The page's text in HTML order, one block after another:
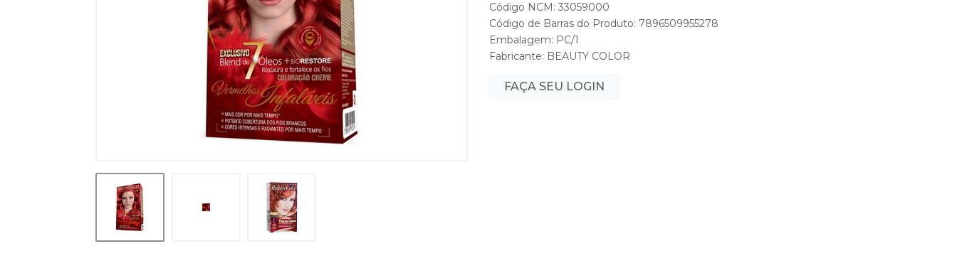
Código NCM: 33059000
Código de Barras do Produto: 7896509955278
Embalagem: PC/1
Fabricante: BEAUTY COLOR
FAÇA SEU LOGIN